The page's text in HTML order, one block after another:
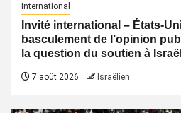
International
Invité international – États-
basculement de l’opinion
la question du soutien à
7 août 2026 Israëlien